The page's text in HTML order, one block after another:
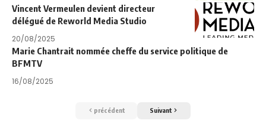
Vincent Vermeulen devient directeur
délégué de Reworld Media Studio
20/08/2025
Marie Chantrait nommée cheffe du service politique de
BFMTV
16/08/2025
précédent Suivant